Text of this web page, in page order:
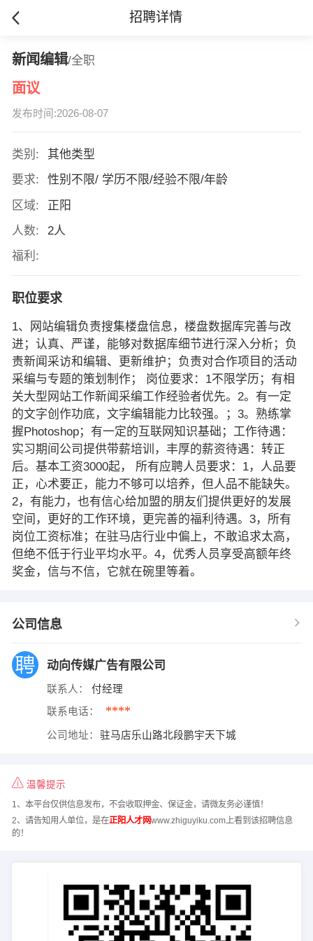
招聘详情
新闻编辑/全职
面议
发布时间:2026-08-07
类别:
其他类型
要求:
性别不限/ 学历不限/经验不限/年龄
区域:
正阳
人数:
2人
福利:
职位要求
1、网站编辑负责搜集楼盘信息，楼盘数据库完善与改
进；认真、严谨，能够对数据库细节进行深入分析；负
责新闻采访和编辑、更新维护；负责对合作项目的活动
采编与专题的策划制作； 岗位要求：1不限学历；有相
关大型网站工作新闻采编工作经验者优先。2。有一定
的文字创作功底，文字编辑能力比较强。；3。熟练掌
握Photoshop；有一定的互联网知识基础；工作待遇：
实习期间公司提供带薪培训，丰厚的薪资待遇：转正
后。基本工资3000起， 所有应聘人员要求：1，人品要
正，心术要正，能力不够可以培养，但人品不能缺失。
2，有能力，也有信心给加盟的朋友们提供更好的发展
空间，更好的工作环境，更完善的福利待遇。3，所有
岗位工资标准；在驻马店行业中偏上，不敢追求太高，
但绝不低于行业平均水平。4，优秀人员享受高额年终
奖金，信与不信，它就在碗里等着。
公司信息
动向传媒广告有限公司
联系人： 付经理
联系电话： ****
公司地址： 驻马店乐山路北段鹏宇天下城
温馨提示
1、本平台仅供信息发布，不会收取押金、保证金，请微友务必谨慎！
2、请告知用人单位，是在正阳人才网www.zhiguyiku.com上看到该招聘信息
的！